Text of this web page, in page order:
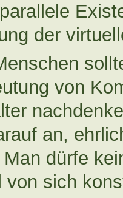
der
von
an,
dürfe
von sich